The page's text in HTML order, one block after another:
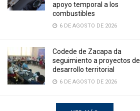
apoyo temporal a los
combustibles
6 DE AGOSTO DE 2026
Codede de Zacapa da
seguimiento a proyectos de
desarrollo territorial
6 DE AGOSTO DE 2026